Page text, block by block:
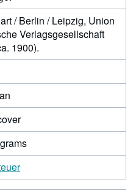
/ Berlin / Leipzig, Union
Verlagsgesellschaft
1900).